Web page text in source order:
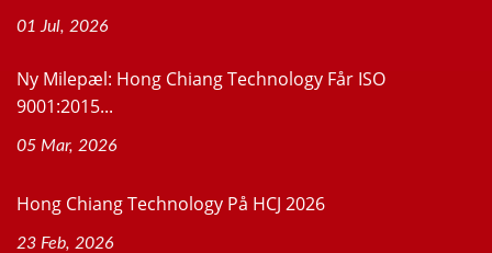
01 Jul, 2026
Ny Milepæl: Hong Chiang Technology Får ISO
9001:2015...
05 Mar, 2026
Hong Chiang Technology På HCJ 2026
23 Feb, 2026